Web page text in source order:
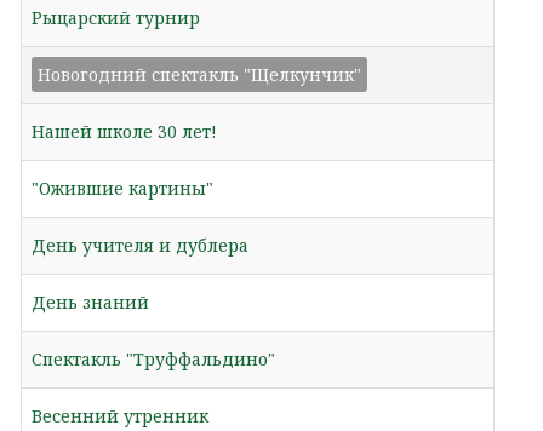
Рыцарский турнир
Новогодний спектакль "Щелкунчик"
Нашей школе 30 лет!
"Ожившие картины"
День учителя и дублера
День знаний
Спектакль "Труффальдино"
Весенний утренник